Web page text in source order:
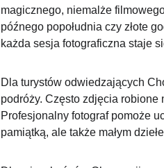
magicznego, niemalże
późnego popołudnia czy złote
każda sesja fotograficzna staje
Dla turystów odwiedzających
podróży. Często zdjęcia robione
Profesjonalny fotograf pomoże
pamiątką, ale także małym